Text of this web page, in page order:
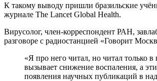
К такому выводу пришли бразильские
журнале The Lancet Global Health.
Вирусолог, член-корреспондент РАН,
разговоре с радиостанцией «Говорит
«Я про него читал, но читал только
вызывает снижение воспаления, а
появления научных публикаций в